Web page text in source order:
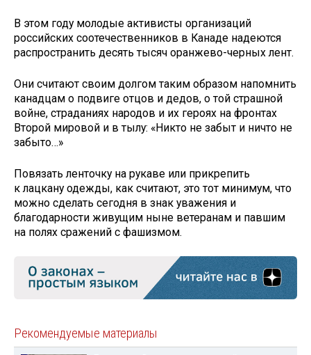
В этом году молодые активисты организаций
российских соотечественников в Канаде надеются
распространить десять тысяч оранжево-черных лент.
Они считают своим долгом таким образом напомнить
канадцам о подвиге отцов и дедов, о той страшной
войне, страданиях народов и их героях на фронтах
Второй мировой и в тылу: «Никто не забыт и ничто не
забыто…»
Повязать ленточку на рукаве или прикрепить
к лацкану одежды, как считают, это тот минимум, что
можно сделать сегодня в знак уважения и
благодарности живущим ныне ветеранам и павшим
на полях сражений с фашизмом.
Рекомендуемые материалы